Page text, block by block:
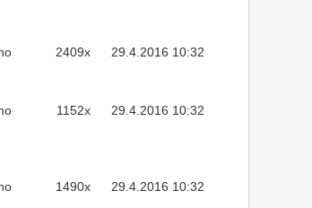
2409x 29.4.2016 10:32
1152x 29.4.2016 10:32
1490x 29.4.2016 10:32